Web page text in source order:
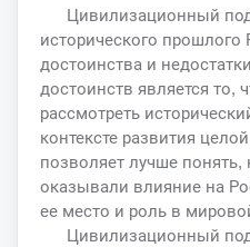
Цивилизационный
исторического прошлого
достоинства и
достоинств является то,
рассмотреть
контексте развития
позволяет лучше
оказывали влияние на
ее место и роль в
Цивилизационный